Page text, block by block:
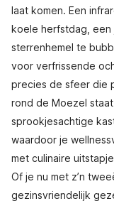
laat komen. Een
koele herfstdag, een
sterrenhemel te
voor verfrissende
precies de sfeer die
rond de Moezel
sprookjesachtige
waardoor je
met culinaire
Of je nu met z’n
gezinsvriendelijk